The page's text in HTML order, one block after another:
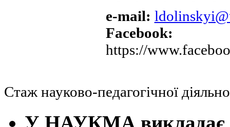
e-mail:
Facebook:
https://
Стаж науково-педагогічної
У НАУКМА викладає